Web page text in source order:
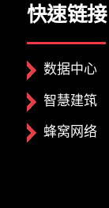
快速链接
数据中心
智慧建筑
蜂窝网络